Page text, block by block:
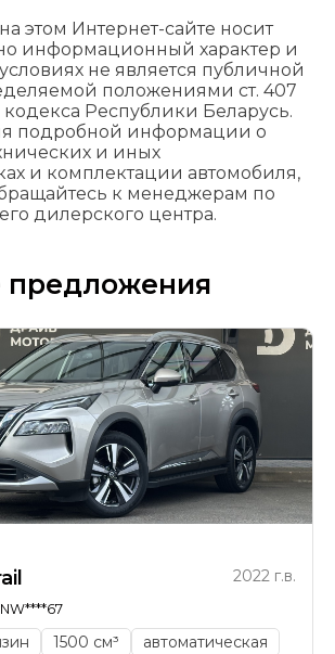
этом Интернет-сайте носит
информационный характер и
не является публичной
положениями cт. 407
кодекса Республики Беларусь.
подробной информации о
и иных
и комплектации автомобиля,
к менеджерам по
дилерского центра.
предложения
2022 г.в.
1500 см³
автоматическая